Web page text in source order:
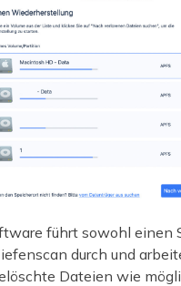
führt sowohl einen
durch und
Dateien wie